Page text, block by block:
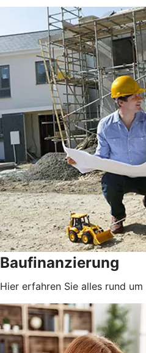
Baufinanzierung
Hier erfahren Sie alles rund